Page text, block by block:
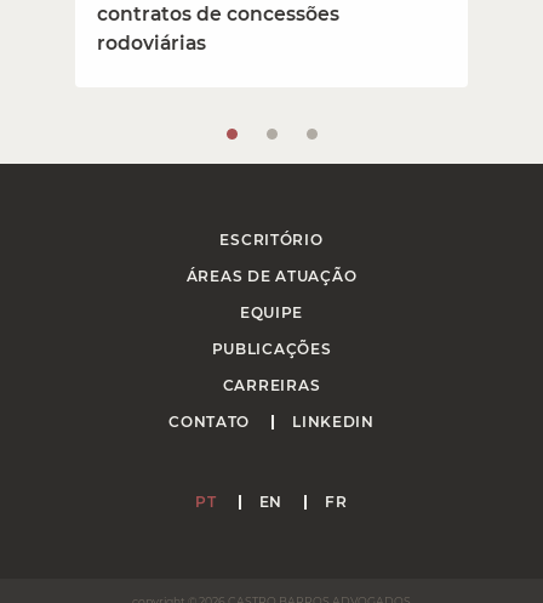
contratos de concessões
rodoviárias
ESCRITÓRIO
ÁREAS DE ATUAÇÃO
EQUIPE
PUBLICAÇÕES
CARREIRAS
CONTATO
LINKEDIN
PT EN FR